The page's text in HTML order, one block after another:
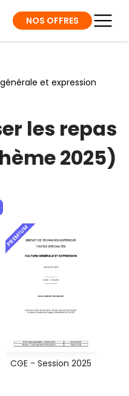
NOS OFFRES
et expression
les repas
2025)
PREMIUM
CGE - Session 2025